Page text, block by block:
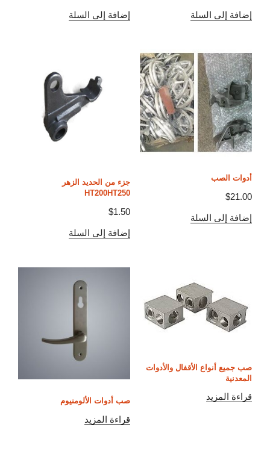
إضافة إلى السلة إضافة إلى السلة
أدوات الصب
$21.00
إضافة إلى السلة
جزء من الحديد الزهر
HT200HT250
$1.50
إضافة إلى السلة
صب جميع أنواع الأقفال والأدوات
المعدنية
قراءة المزيد صب أدوات الألومنيوم
قراءة المزيد